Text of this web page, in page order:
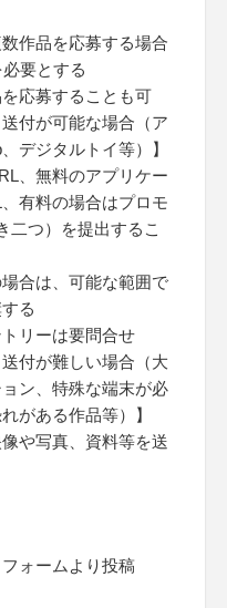
作品を応募する場合
要とする
応募することも可
付が可能な場合（ア
デジタルトイ等）】
、無料のアプリケー
有料の場合はプロモ
二つ）を提出するこ
合は、可能な範囲で
る
リーは要問合せ
付が難しい場合（大
ン、特殊な端末が必
がある作品等）】
や写真、資料等を送
ォームより投稿